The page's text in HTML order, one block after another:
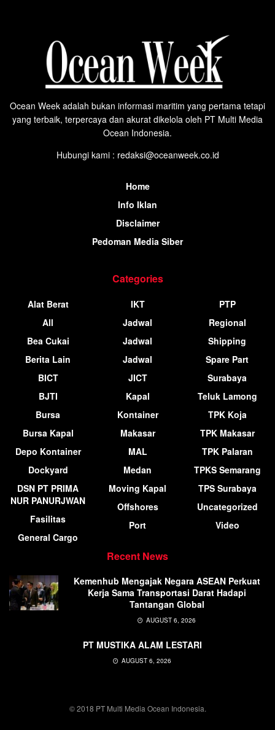
Ocean Week adalah bukan informasi maritim yang pertama tetapi
yang terbaik, terpercaya dan akurat dikelola oleh PT Multi Media
Ocean Indonesia.
Hubungi kami : redaksi@oceanweek.co.id
Home
Info Iklan
Disclaimer
Pedoman Media Siber
Categories
Alat Berat
All
Bea Cukai
Berita Lain
BICT
BJTI
Bursa
Bursa Kapal
Depo Kontainer
Dockyard
DSN PT PRIMA
NUR PANURJWAN
Fasilitas
General Cargo
IKT
Jadwal
Jadwal
Jadwal
JICT
Kapal
Kontainer
Makasar
MAL
Medan
Moving Kapal
Offshores
Port
PTP
Regional
Shipping
Spare Part
Surabaya
Teluk Lamong
TPK Koja
TPK Makasar
TPK Palaran
TPKS Semarang
TPS Surabaya
Uncategorized
Video
Recent News
Kemenhub Mengajak Negara ASEAN Perkuat
Kerja Sama Transportasi Darat Hadapi
Tantangan Global
AUGUST 6, 2026
PT MUSTIKA ALAM LESTARI
AUGUST 6, 2026
© 2018 PT Multi Media Ocean Indonesia.